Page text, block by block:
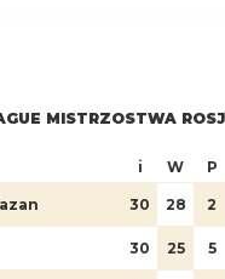
MISTRZOSTWA
i W P
30 28 2
30 25 5